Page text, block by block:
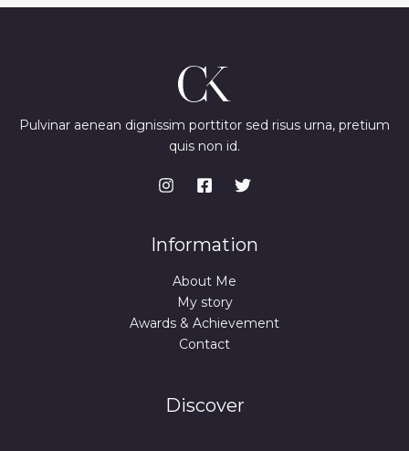
Pulvinar aenean dignissim porttitor sed risus urna, pretium
quis non id.
Information
About Me
My story
Awards & Achievement
Contact
Discover